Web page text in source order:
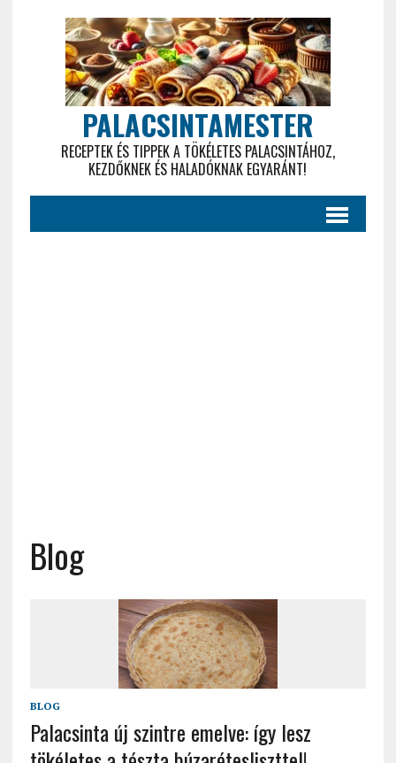
PALACSINTAMESTER
RECEPTEK ÉS TIPPEK A TÖKÉLETES PALACSINTÁHOZ,
KEZDŐKNEK ÉS HALADÓKNAK EGYARÁNT!
Blog
BLOG
Palacsinta új szintre emelve: így lesz